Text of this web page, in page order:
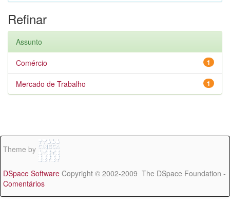
Refinar
Assunto
1
Comércio
1
Mercado de Trabalho
Theme by
DSpace Software Copyright © 2002-2009 The DSpace Foundation -
Comentários